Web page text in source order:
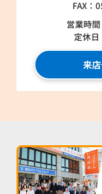
FAX：
営業時
定休
来